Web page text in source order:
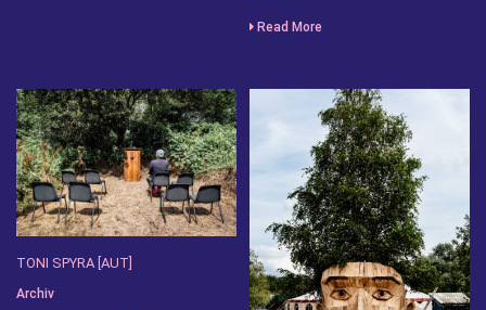
Read More
TONI SPYRA [AUT]
Archiv